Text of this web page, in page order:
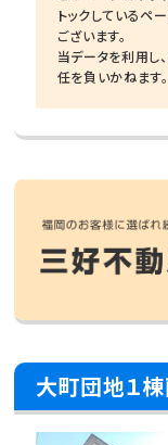
トックしているペ
ございます。
当データを利用し
任を負いかねます
大町団地１